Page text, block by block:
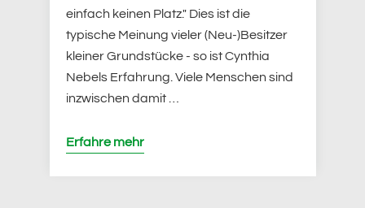
einfach keinen Platz." Dies ist die
typische Meinung vieler (Neu-)Besitzer
kleiner Grundstücke - so ist Cynthia
Nebels Erfahrung. Viele Menschen sind
inzwischen damit …
Erfahre mehr